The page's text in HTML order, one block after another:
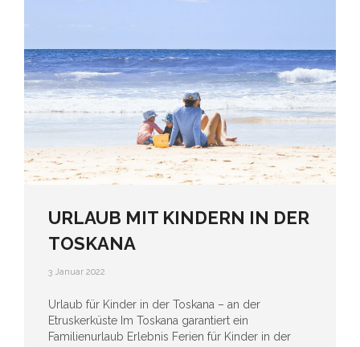
URLAUB MIT KINDERN IN DER
TOSKANA
3 Januar 2022
Urlaub für Kinder in der Toskana – an der
Etruskerküste Im Toskana garantiert ein
Familienurlaub Erlebnis Ferien für Kinder in der